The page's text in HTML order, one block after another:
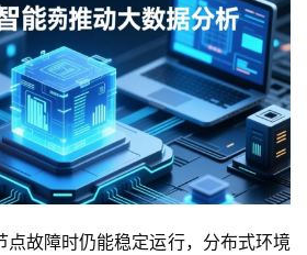
点故障时仍能稳定运行，分布式环境